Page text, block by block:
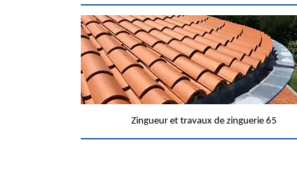
Zingueur et travaux de zinguerie 65